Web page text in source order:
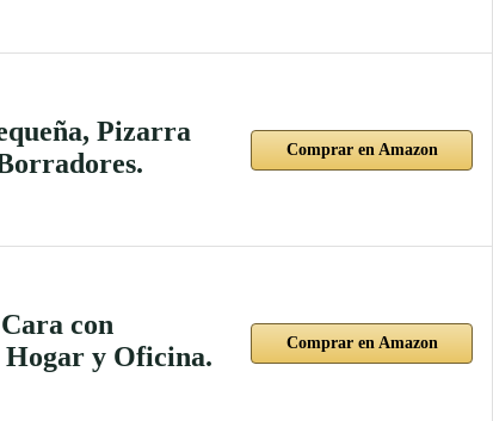
Pizarra
Comprar en Amazon
con
y Oficina.
Comprar en Amazon